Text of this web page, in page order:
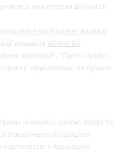
на матеріал до Комісії
Незалежні регіональні видавці
видавців WAN-IFRA
компаній", "Прес-служба",
опубліковані на правах
«Сильніші разом: Медіа та
Всесвітньою асоціацією
з Асоціацією